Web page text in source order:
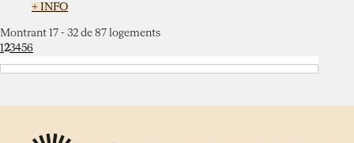
+ INFO
Montrant 17 - 32 de 87 logements
123456